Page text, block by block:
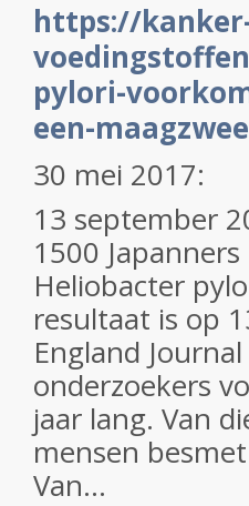
https://
pylori-
een-
30 mei 2017:
13 september
1500
Heliobacter
resultaat is op
England
onderzoekers
jaar lang. Van
mensen
Van...